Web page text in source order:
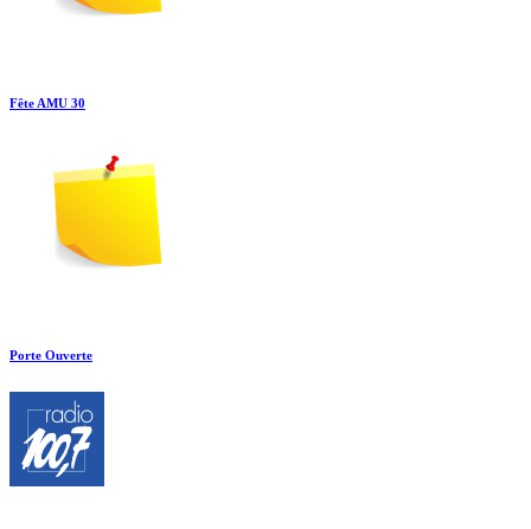
Fête AMU 30
Porte Ouverte